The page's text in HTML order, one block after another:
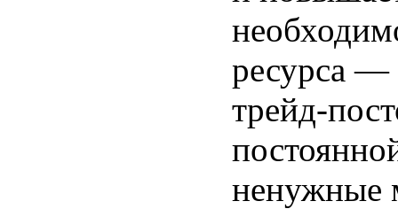
ресурса —
трейд-
ненужные